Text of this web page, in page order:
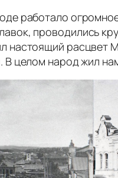
работало
проводились
настоящий расцвет
В целом народ жил